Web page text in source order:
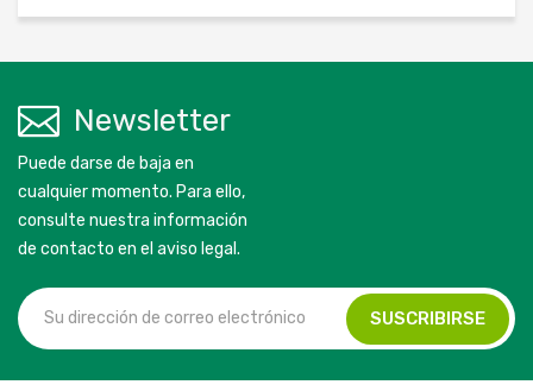
Newsletter
Puede darse de baja en
cualquier momento. Para ello,
consulte nuestra información
de contacto en el aviso legal.